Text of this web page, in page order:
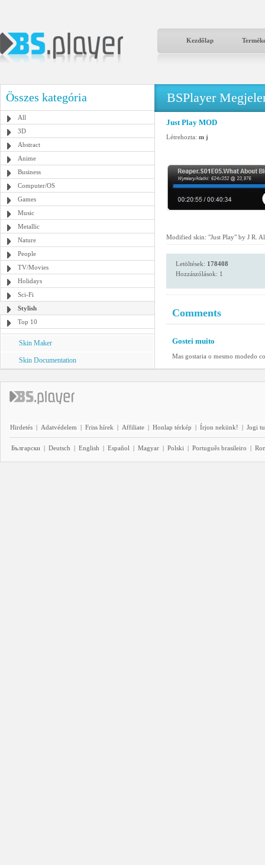
Kezdőlap
Összes kategória
All
3D
Abstract
Anime
Business
Computer/OS
Games
Music
Metallic
Nature
People
TV/Movies
Holidays
Sci-Fi
Stylish
Top 10
Skin Maker
Skin Documentation
BSPlayer
Just Play MOD
Létrehozta: m j
Modified skin: "Just Play" by J R.
Letöltések: 178408
Hozzászólások: 1
Comments
Gostei muito
Mas gostaria o mesmo modedo
Hirdetés | Adatvédelem | Friss hírek | Affiliate | Honlap térkép | Írjon nekünk! | Jogi
Български | Deutsch | English | Español | Magyar | Polski | Português brasileiro |